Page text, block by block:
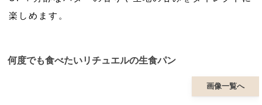
楽しめます。
何度でも食べたいリチュエルの生食パン
画像一覧へ